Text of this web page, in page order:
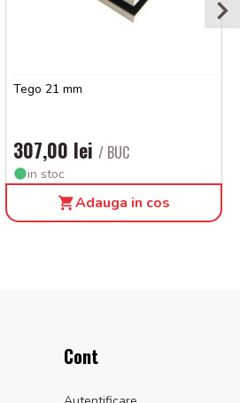
Tego 21 mm
307,00 lei / BUC
in stoc
Adauga in cos
Cont